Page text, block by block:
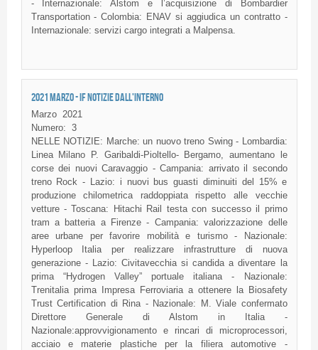
- Internazionale: Alstom e l’acquisizione di Bombardier
Transportation - Colombia: ENAV si aggiudica un contratto -
Internazionale: servizi cargo integrati a Malpensa.
2021 MARZO - IF NOTIZIE DALL'INTERNO
Marzo
2021
Numero: 3
NELLE NOTIZIE: Marche: un nuovo treno Swing - Lombardia:
Linea Milano P. Garibaldi-Pioltello- Bergamo, aumentano le
corse dei nuovi Caravaggio - Campania: arrivato il secondo
treno Rock - Lazio: i nuovi bus guasti diminuiti del 15% e
produzione chilometrica raddoppiata rispetto alle vecchie
vetture - Toscana: Hitachi Rail testa con successo il primo
tram a batteria a Firenze - Campania: valorizzazione delle
aree urbane per favorire mobilità e turismo - Nazionale:
Hyperloop Italia per realizzare infrastrutture di nuova
generazione - Lazio: Civitavecchia si candida a diventare la
prima “Hydrogen Valley” portuale italiana - Nazionale:
Trenitalia prima Impresa Ferroviaria a ottenere la Biosafety
Trust Certification di Rina - Nazionale: M. Viale confermato
Direttore Generale di Alstom in Italia -
Nazionale:approvvigionamento e rincari di microprocessori,
acciaio e materie plastiche per la filiera automotive -